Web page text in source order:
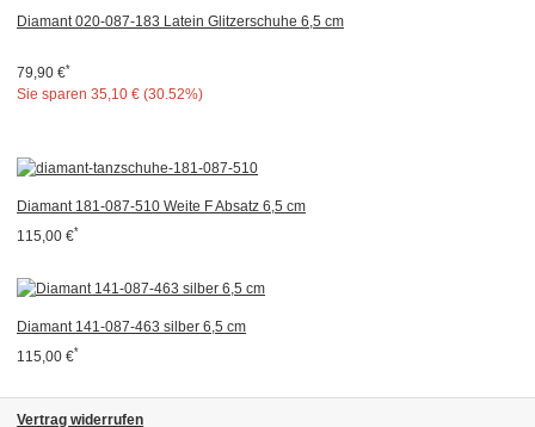
Diamant 020-087-183 Latein Glitzerschuhe 6,5 cm
79,90 €*
Sie sparen 35,10 € (30.52%)
Diamant 181-087-510 Weite F Absatz 6,5 cm
115,00 €*
Diamant 141-087-463 silber 6,5 cm
115,00 €*
Vertrag widerrufen